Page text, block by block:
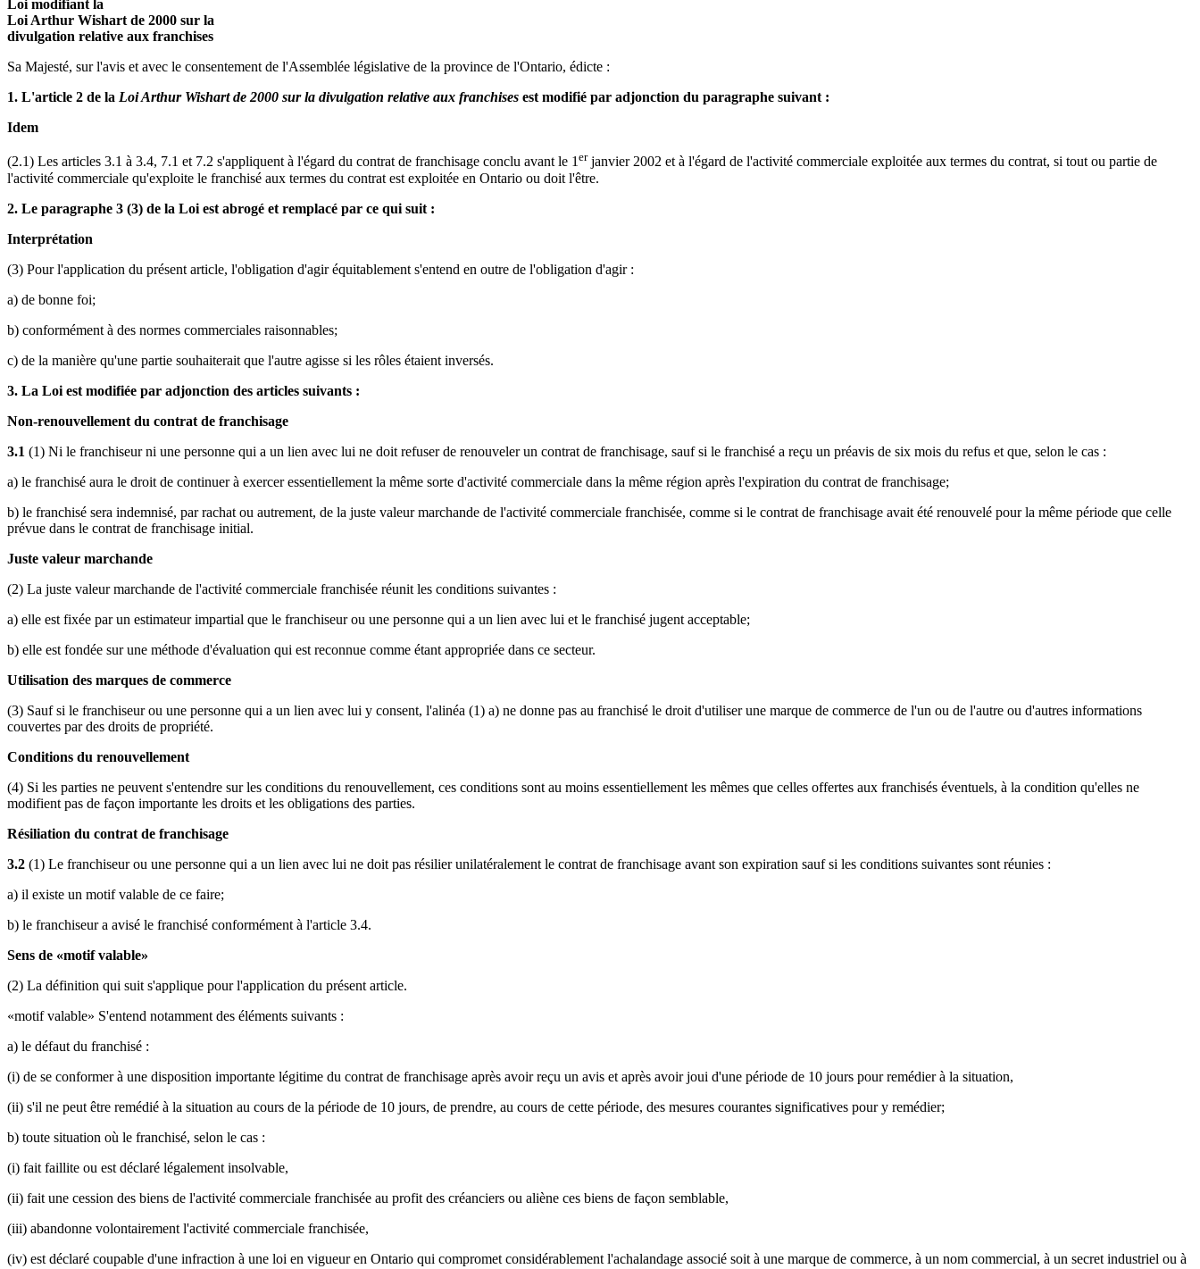
Loi modifiant la
Loi Arthur Wishart de 2000 sur la
divulgation relative aux franchises
Sa Majesté, sur l'avis et avec le consentement de l'Assemblée législative de la province de l'Ontario, édicte :
1. L'article 2 de la Loi Arthur Wishart de 2000 sur la divulgation relative aux franchises est modifié par adjonction du paragraphe suivant :
Idem
(2.1) Les articles 3.1 à 3.4, 7.1 et 7.2 s'appliquent à l'égard du contrat de franchisage conclu avant le 1erjanvier 2002 et à l'égard de l'activité commerciale exploitée aux termes du contrat, si tout ou partie de
l'activité commerciale qu'exploite le franchisé aux termes du contrat est exploitée en Ontario ou doit l'être.
2. Le paragraphe 3 (3) de la Loi est abrogé et remplacé par ce qui suit :
Interprétation
(3) Pour l'application du présent article, l'obligation d'agir équitablement s'entend en outre de l'obligation d'agir :
a) de bonne foi;
b) conformément à des normes commerciales raisonnables;
c) de la manière qu'une partie souhaiterait que l'autre agisse si les rôles étaient inversés.
3. La Loi est modifiée par adjonction des articles suivants :
Non-renouvellement du contrat de franchisage
3.1 (1) Ni le franchiseur ni une personne qui a un lien avec lui ne doit refuser de renouveler un contrat de franchisage, sauf si le franchisé a reçu un préavis de six mois du refus et que, selon le cas :
a) le franchisé aura le droit de continuer à exercer essentiellement la même sorte d'activité commerciale dans la même région après l'expiration du contrat de franchisage;
b) le franchisé sera indemnisé, par rachat ou autrement, de la juste valeur marchande de l'activité commerciale franchisée, comme si le contrat de franchisage avait été renouvelé pour la même période que celle
prévue dans le contrat de franchisage initial.
Juste valeur marchande
(2) La juste valeur marchande de l'activité commerciale franchisée réunit les conditions suivantes :
a) elle est fixée par un estimateur impartial que le franchiseur ou une personne qui a un lien avec lui et le franchisé jugent acceptable;
b) elle est fondée sur une méthode d'évaluation qui est reconnue comme étant appropriée dans ce secteur.
Utilisation des marques de commerce
(3) Sauf si le franchiseur ou une personne qui a un lien avec lui y consent, l'alinéa (1) a) ne donne pas au franchisé le droit d'utiliser une marque de commerce de l'un ou de l'autre ou d'autres informations
couvertes par des droits de propriété.
Conditions du renouvellement
(4) Si les parties ne peuvent s'entendre sur les conditions du renouvellement, ces conditions sont au moins essentiellement les mêmes que celles offertes aux franchisés éventuels, à la condition qu'elles ne
modifient pas de façon importante les droits et les obligations des parties.
Résiliation du contrat de franchisage
3.2 (1) Le franchiseur ou une personne qui a un lien avec lui ne doit pas résilier unilatéralement le contrat de franchisage avant son expiration sauf si les conditions suivantes sont réunies :
a) il existe un motif valable de ce faire;
b) le franchiseur a avisé le franchisé conformément à l'article 3.4.
Sens de «motif valable»
(2) La définition qui suit s'applique pour l'application du présent article.
«motif valable» S'entend notamment des éléments suivants :
a) le défaut du franchisé :
(i) de se conformer à une disposition importante légitime du contrat de franchisage après avoir reçu un avis et après avoir joui d'une période de 10 jours pour remédier à la situation,
(ii) s'il ne peut être remédié à la situation au cours de la période de 10 jours, de prendre, au cours de cette période, des mesures courantes significatives pour y remédier;
b) toute situation où le franchisé, selon le cas :
(i) fait faillite ou est déclaré légalement insolvable,
(ii) fait une cession des biens de l'activité commerciale franchisée au profit des créanciers ou aliène ces biens de façon semblable,
(iii) abandonne volontairement l'activité commerciale franchisée,
(iv) est déclaré coupable d'une infraction à une loi en vigueur en Ontario qui compromet considérablement l'achalandage associé soit à une marque de commerce, à un nom commercial, à un secret industriel ou à